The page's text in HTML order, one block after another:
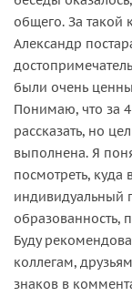
общего. За такой
Александр
были очень
Понимаю, что за
рассказать, но
выполнена. Я
посмотреть, куда
индивидуальный
образованность,
Буду
коллегам,
знаков в